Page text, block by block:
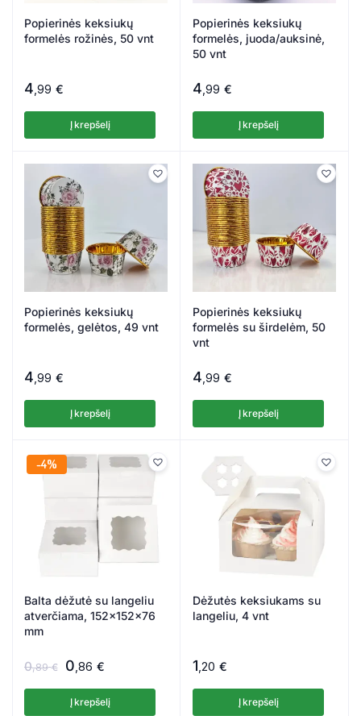
Popierinės keksiukų
formelės rožinės, 50 vnt
4 ,99 €
Į krepšelį
Popierinės keksiukų
formelės, juoda/auksinė,
50 vnt
4 ,99 €
Į krepšelį
Popierinės keksiukų
formelės, gelėtos, 49 vnt
4 ,99 €
Į krepšelį
Popierinės keksiukų
formelės su širdelėm, 50
vnt
4 ,99 €
Į krepšelį
4%
Balta dėžutė su langeliu
atverčiama, 152x152x76
mm
0,89 € 0 ,86 €
Į krepšelį
Dėžutės keksiukams su
langeliu, 4 vnt
1 ,20 €
Į krepšelį